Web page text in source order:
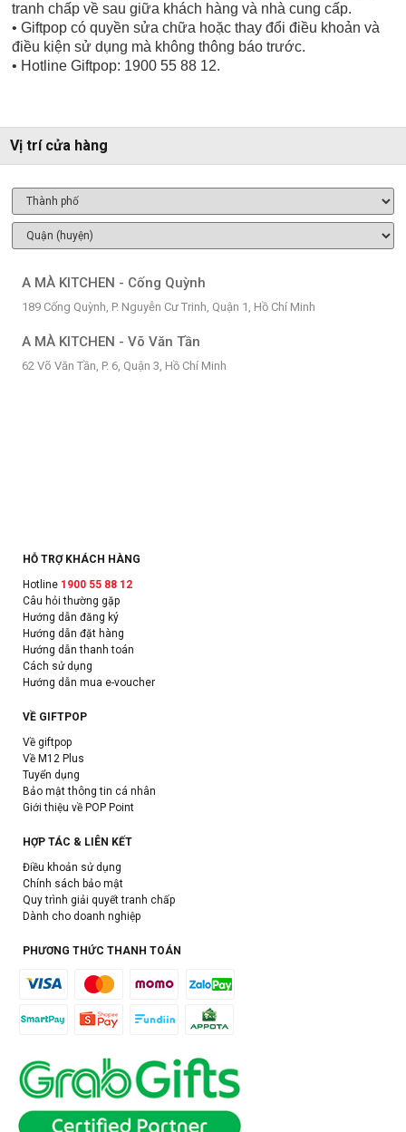
tranh chấp về sau giữa khách hàng và nhà cung cấp.
• Giftpop có quyền sửa chữa hoặc thay đổi điều khoản và
điều kiện sử dụng mà không thông báo trước.
• Hotline Giftpop: 1900 55 88 12.
Vị trí cửa hàng
A MÀ KITCHEN - Cống Quỳnh
189 Cống Quỳnh, P. Nguyễn Cư Trinh, Quận 1, Hồ Chí Minh
A MÀ KITCHEN - Võ Văn Tần
62 Võ Văn Tần, P. 6, Quận 3, Hồ Chí Minh
HỖ TRỢ KHÁCH HÀNG
Hotline 1900 55 88 12
Câu hỏi thường gặp
Hướng dẫn đăng ký
Hướng dẫn đặt hàng
Hướng dẫn thanh toán
Cách sử dụng
Hướng dẫn mua e-voucher
VỀ GIFTPOP
Về giftpop
Về M12 Plus
Tuyển dụng
Bảo mật thông tin cá nhân
Giới thiệu về POP Point
HỢP TÁC & LIÊN KẾT
Điều khoản sử dụng
Chính sách bảo mật
Quy trình giải quyết tranh chấp
Dành cho doanh nghiệp
PHƯƠNG THỨC THANH TOÁN